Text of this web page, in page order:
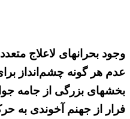
وجود بحرانهای لاعلاج
عدم هر گونه چشم‌انداز
بخشهای بزرگی از جامه
فرار از جهنم آخوندی به